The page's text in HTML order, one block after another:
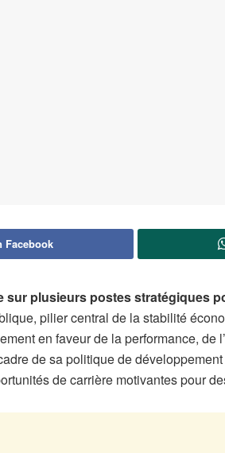
Facebook
sur plusieurs postes stratégiques
pilier central de la stabilité
en faveur de la performance, de
de sa politique de
de carrière motivantes pour